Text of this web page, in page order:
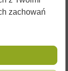
strony ramki
ze stron a
stronę
zachowań